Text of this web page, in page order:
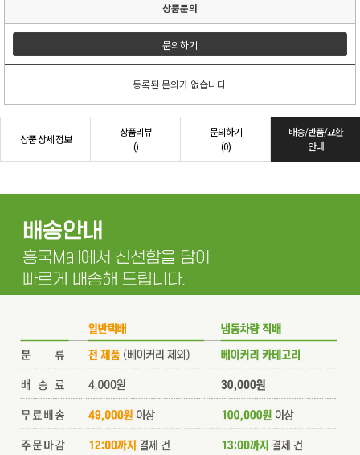
상품문의
문의하기
등록된 문의가 없습니다.
상품 상세 정보
상품리뷰
()
문의하기
(0)
배송/반품/교환
안내